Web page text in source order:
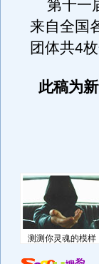
第十一
来自全国
团体共4
此稿为
测测你灵魂的模样